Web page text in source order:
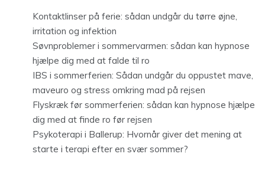
Kontaktlinser på ferie: sådan undgår du tørre øjne,
irritation og infektion
Søvnproblemer i sommervarmen: sådan kan hypnose
hjælpe dig med at falde til ro
IBS i sommerferien: Sådan undgår du oppustet mave,
maveuro og stress omkring mad på rejsen
Flyskræk før sommerferien: sådan kan hypnose hjælpe
dig med at finde ro før rejsen
Psykoterapi i Ballerup: Hvornår giver det mening at
starte i terapi efter en svær sommer?